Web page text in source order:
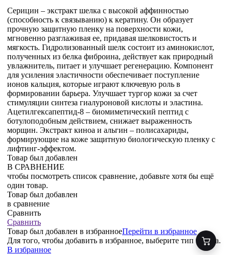
Серицин – экстракт шелка с высокой аффинностью
(способность к связыванию) к кератину. Он образует
прочную защитную пленку на поверхности кожи,
мгновенно разглаживая ее, придавая шелковистость и
мягкость. Гидролизованный шелк состоит из аминокислот,
полученных из белка фиброина, действует как природный
увлажнитель, питает и улучшает регенерацию. Компонент
для усиления эластичности обеспечивает поступление
ионов кальция, которые играют ключевую роль в
формировании барьера. Улучшает тургор кожи за счет
стимуляции синтеза гиалуроновой кислоты и эластина.
Ацетилгексапептид-8 – биомиметический пептид с
ботулоподобным действием, снижает выраженность
морщин. Экстракт киноа и альгин – полисахариды,
формирующие на коже защитную биологическую пленку с
лифтинг-эффектом.
Товар был добавлен
В СРАВНЕНИЕ
чтобы посмотреть список сравнение, добавьте хотя бы ещё
один товар.
Товар был добавлен
в сравнение
Сравнить
Сравнить
Товар был добавлен в избранноеПерейти в избранное
Для того, чтобы добавить в избранное, выберите тип товара.
В избранное